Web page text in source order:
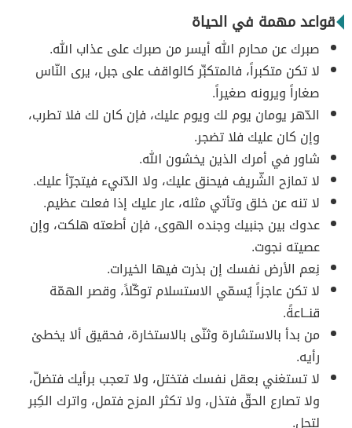
قواعد مهمة في الحياة
صبرك عن محارم الله أيسر من صبرك على عذاب الله.
لا تكن متكبراً، فالمتكبِّر كالواقف على جبل، يرى النّاس
صغاراً ويرونه صغيراً.
الدّهر يومان يوم لك ويوم عليك، فإن كان لك فلا تطرب،
وإن كان عليك فلا تضجر.
شاور في أمرك الذين يخشون الله.
لا تمازح الشّريف فيحنق عليك، ولا الدّنيء فيتجرّأ عليك.
لا تنه عن خلق وتأتي مثله، عار عليك إذا فعلت عظيم.
عدوك بين جنبيك وجنده الهوى، فإن أطعته هلكت، وإن
عصيته نجوت.
نِعم الأرض نفسك إن بذرت فيها الخيرات.
لا تكن عاجزاً يُسمّي الاستسلام توكّلاً، وقصر الهمّة
قنــاعةً.
من بدأ بالاستشارة وثنّى بالاستخارة، فحقيق ألا يخطئ
رأيه.
لا تستغني بعقل نفسك فتختل، ولا تعجب برأيك فتضلّ،
ولا تصارع الحقّ فتذل، ولا تكثر المزح فتمل، واترك الكِبر
لتجل.